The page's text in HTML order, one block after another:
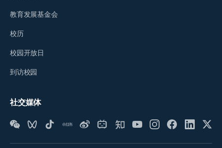
教育发展基金会
校历
校园开放日
到访校园
社交媒体